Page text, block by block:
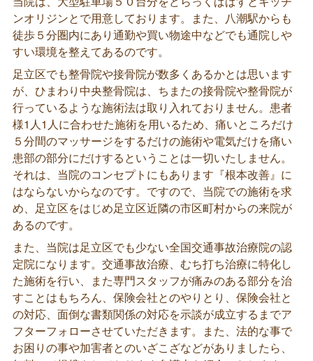
ンオリジンとで用意しております。また、八潮駅からも
徒歩５分圏内にあり通勤や買い物途中などでも通院しや
すい環境を整えてあるのです。
足立区でも整骨院や接骨院が数多くあるかとは思います
が、ひまわり中央整骨院は、ちまたの接骨院や整骨院が
行っているような施術法は取り入れておりません。患者
様1人1人に合わせた施術を用いるため、痛いところだけ
５分間のマッサージをするだけの施術や電気だけを痛い
患部の部分にだけするということは一切いたしません。
それは、当院のコンセプトにもあります『根本改善』に
はならないからなのです。ですので、当院での施術を求
め、足立区をはじめ足立区近隣の市区町村からの来院が
あるのです。
また、当院は足立区でも少ない全国交通事故治療院の認
定院になります。交通事故治療、むち打ち治療に特化し
た施術を行い、また専門スタッフが痛みのある部分を治
すことはもちろん、保険会社とのやりとり、保険会社と
の対応、面倒な書類関係の対応を示談が成立するまでア
フターフォローさせていただきます。また、法的な事で
お困りの事や加害者とのいざこざなどがありましたら、